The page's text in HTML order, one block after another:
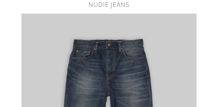
NUDIE JEANS